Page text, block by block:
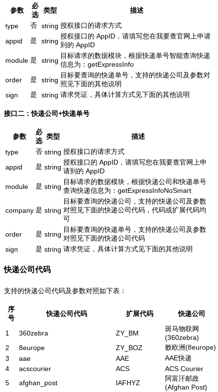
参数
必
选
类型
描述
type
否 string 授权接口的请求方式
appid
是 string
授权接口的 AppID，请填写您在我要查官网上申请
到的 AppID
module 是 string
目标请求的数据模块，根据快递单号智能查询快递
信息为：getExpressInfo
order
是 string
目标要查询的快递单号，支持的快递公司及参数对
照见下面的其他说明
sign
是 string 请求凭证，具体计算方式见下面的其他说明
接口二：快递公司+快递单号
参数
必
选
类型
描述
type
否 string 授权接口的请求方式
appid
是 string
授权接口的 AppID，请填写您在我要查官网上申
请到的 AppID
module
是 string
目标请求的数据模块，根据快递公司和快递单号
查询快递信息为：getExpressInfoNoSmart
company 是 string
目标要查询的快递公司，支持的快递公司及参数
对照见下面的快递公司代码，代码或扩展代码均
可
order
是 string
目标要查询的快递单号，支持的快递公司及参数
对照见下面的快递公司代码
sign
是 string 请求凭证，具体计算方式见下面的其他说明
快递公司代码
支持的快递公司代码及参数对照如下表：
序
号
快递公司代码 扩展代码 快递公司
1 360zebra ZY_BM
斑马物联网
(360zebra)
2
8europe ZY_BOZ
败欧洲(8europe)
3
aae AAE
AAE快递
4
acscourier ACS
ACS Courier
5
afghan_post IAFHYZ
阿富汗邮政
(Afghan Post)